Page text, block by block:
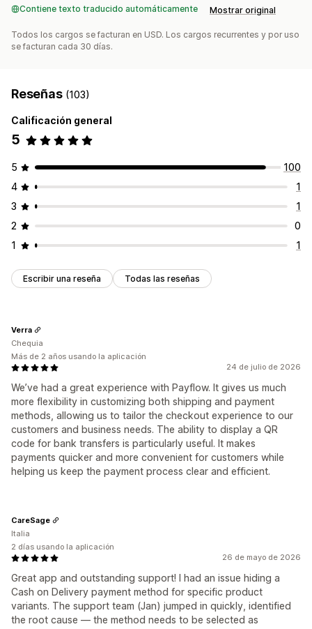
Contiene texto traducido automáticamente Mostrar original
Todos los cargos se facturan en USD. Los cargos recurrentes y por uso
se facturan cada 30 días.
Reseñas (103)
Calificación general
5
5
100
4
1
3
1
2
0
1
1
Escribir una reseña Todas las reseñas
24 de julio de 2026
We’ve had a great experience with Payflow. It gives us much
more flexibility in customizing both shipping and payment
methods, allowing us to tailor the checkout experience to our
customers and business needs. The ability to display a QR
code for bank transfers is particularly useful. It makes
payments quicker and more convenient for customers while
helping us keep the payment process clear and efficient.
Verra
Chequia
Más de 2 años usando la aplicación
26 de mayo de 2026
Great app and outstanding support! I had an issue hiding a
Cash on Delivery payment method for specific product
variants. The support team (Jan) jumped in quickly, identified
the root cause — the method needs to be selected as
CareSage
Italia
2 días usando la aplicación